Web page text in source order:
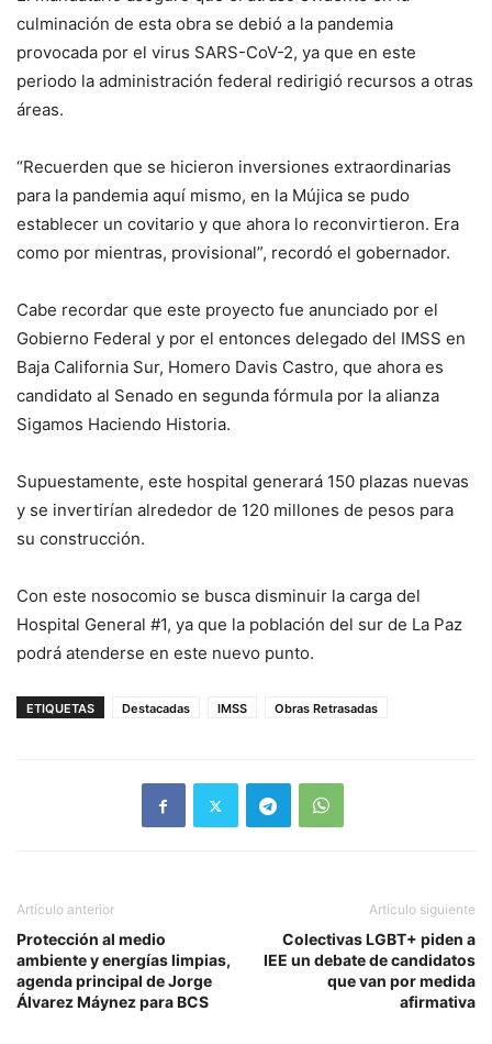
culminación de esta obra se debió a la pandemia
provocada por el virus SARS-CoV-2, ya que en este
periodo la administración federal redirigió recursos a otras
áreas.
“Recuerden que se hicieron inversiones extraordinarias
para la pandemia aquí mismo, en la Mújica se pudo
establecer un covitario y que ahora lo reconvirtieron. Era
como por mientras, provisional”, recordó el gobernador.
Cabe recordar que este proyecto fue anunciado por el
Gobierno Federal y por el entonces delegado del IMSS en
Baja California Sur, Homero Davis Castro, que ahora es
candidato al Senado en segunda fórmula por la alianza
Sigamos Haciendo Historia.
Supuestamente, este hospital generará 150 plazas nuevas
y se invertirían alrededor de 120 millones de pesos para
su construcción.
Con este nosocomio se busca disminuir la carga del
Hospital General #1, ya que la población del sur de La Paz
podrá atenderse en este nuevo punto.
ETIQUETAS Destacadas IMSS Obras Retrasadas
Artículo anterior
Protección al medio
ambiente y energías limpias,
agenda principal de Jorge
Álvarez Máynez para BCS
Artículo siguiente
Colectivas LGBT+ piden a
IEE un debate de candidatos
que van por medida
afirmativa